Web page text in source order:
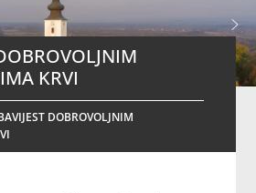
KRVI
DOBROVOLJNIM